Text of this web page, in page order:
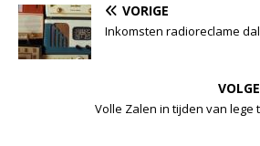
VORIGE
Inkomsten radioreclame
Volle Zalen in tijden van lege